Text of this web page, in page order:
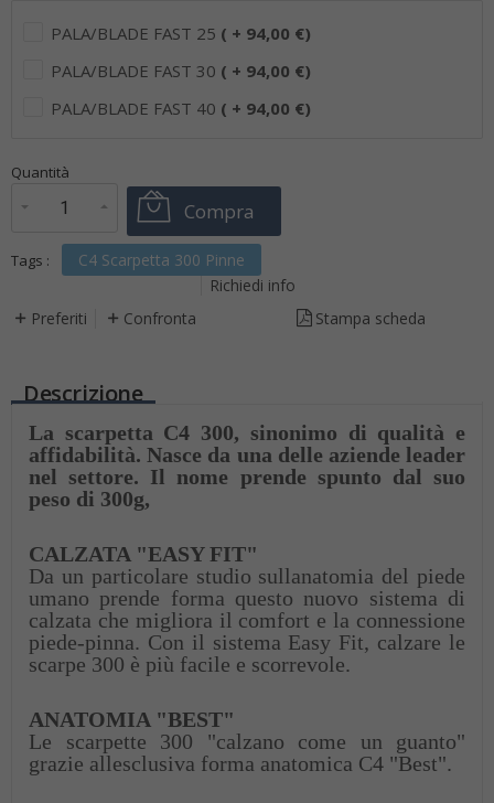
PALA/BLADE FAST 25 ( + 94,00 €)
PALA/BLADE FAST 30 ( + 94,00 €)
PALA/BLADE FAST 40 ( + 94,00 €)
x1 Prezzo finale:
Quantità
Tags : C4 Scarpetta 300 Pinne
Preferiti Confronta
Richiedi info
Stampa scheda
Compra
Descrizione
La scarpetta C4 300, sinonimo di qualità e
affidabilità. Nasce da una delle aziende leader
nel settore. Il nome prende spunto dal suo
peso di 300g,
CALZATA "EASY FIT"
Da un particolare studio sullanatomia del piede
umano prende forma questo nuovo sistema di
calzata che migliora il comfort e la connessione
piede-pinna. Con il sistema Easy Fit, calzare le
scarpe 300 è più facile e scorrevole.
ANATOMIA "BEST"
Le scarpette 300 "calzano come un guanto"
grazie allesclusiva forma anatomica C4 "Best".